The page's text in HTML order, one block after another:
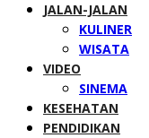
JALAN-JALAN
KULINER
WISATA
VIDEO
SINEMA
KESEHATAN
PENDIDIKAN